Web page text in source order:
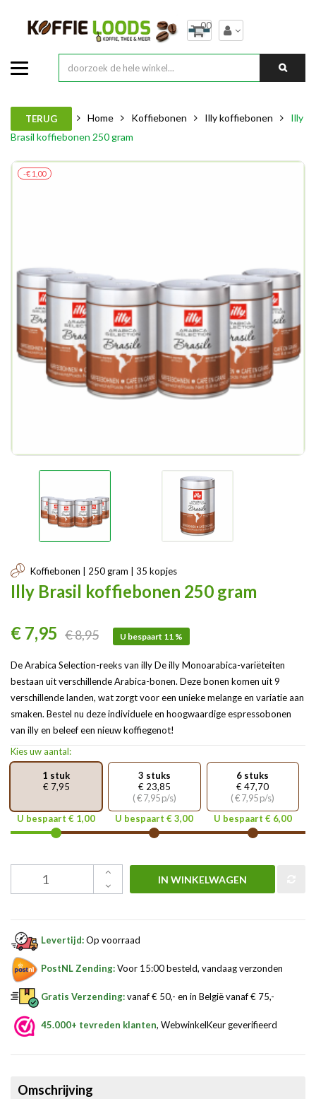
00
TERUG Home Koffiebonen Illy koffiebonen
Illy
Brasil koffiebonen 250 gram
-€ 1,00
Koffiebonen | 250 gram | 35 kopjes
Illy Brasil koffiebonen 250 gram
€ 7,95 € 8,95 U bespaart 11 %
De Arabica Selection-reeks van illy De illy Monoarabica-variëteiten
bestaan ​​uit verschillende Arabica-bonen. Deze bonen komen uit 9
verschillende landen, wat zorgt voor een unieke melange en variatie aan
smaken. Bestel nu deze individuele en hoogwaardige espressobonen
van illy en beleef een nieuw koffiegenot!
Kies uw aantal:
1 stuk
€ 7,95
U bespaart € 1,00
3 stuks
€ 23,85
( € 7,95 p/s)
U bespaart € 3,00
6 stuks
€ 47,70
( € 7,95 p/s)
U bespaart € 6,00
IN WINKELWAGEN
Levertijd:Op voorraad
PostNL Zending:Voor 15:00 besteld, vandaag verzonden
Gratis Verzending:vanaf € 50,- en in België vanaf € 75,-
45.000+ tevreden klanten, WebwinkelKeur geverifieerd
Omschrijving